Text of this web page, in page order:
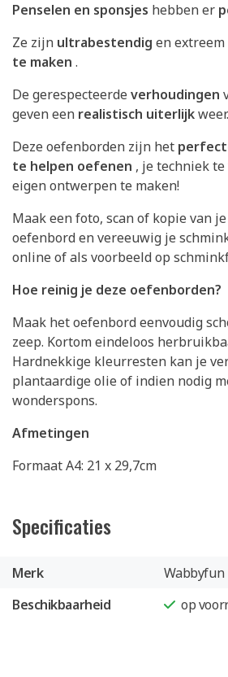
Penselen en sponsjes hebben er
Ze zijn ultrabestendig en extreem
te maken .
De gerespecteerde verhoudingen
geven een realistisch uiterlijkweer.
Deze oefenborden zijn het
te helpen oefenen , je techniek
eigen ontwerpen te maken!
Maak een foto, scan of kopie van
oefenbord en vereeuwig je
online of als voorbeeld op
Hoe reinig je deze oefenborden?
Maak het oefenbord eenvoudig
zeep. Kortom eindeloos
Hardnekkige kleurresten kan je
plantaardige olie of indien nodig
wonderspons.
Afmetingen
Formaat A4: 21 x 29,7cm
Specificaties
Merk
Wabbyfun
Beschikbaarheid
op